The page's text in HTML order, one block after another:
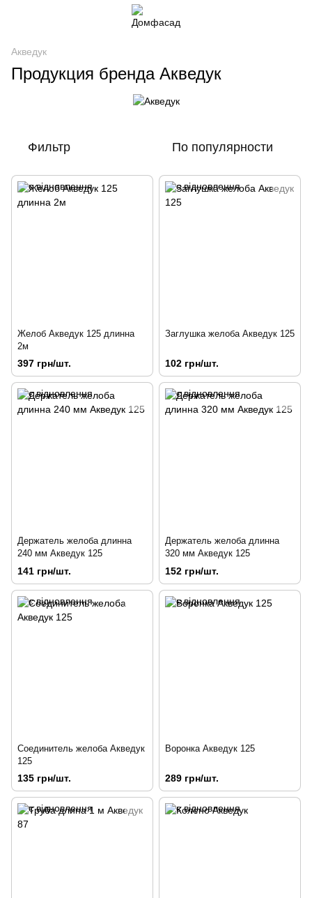
Акведук
Продукция бренда Акведук
Фильтр По популярности
Желоб Акведук 125 длинна
2м
397 грн/шт.
Заглушка желоба Акведук 125
102 грн/шт.
Держатель желоба длинна
240 мм Акведук 125
141 грн/шт.
Держатель желоба длинна
320 мм Акведук 125
152 грн/шт.
Соединитель желоба Акведук
125
135 грн/шт.
Воронка Акведук 125
289 грн/шт.